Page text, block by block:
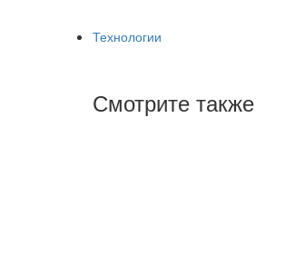
Технологии
Смотрите также